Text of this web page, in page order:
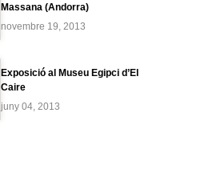
Massana (Andorra)
novembre 19, 2013
Exposició al Museu Egipci d’El
Caire
juny 04, 2013